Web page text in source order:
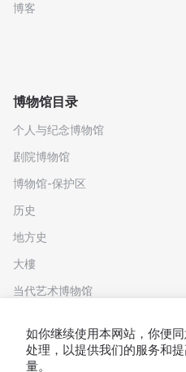
博客
博物馆目录
个人与纪念博物馆
剧院博物馆
博物馆-保护区
历史
地方史
大樓
当代艺术博物馆
如你继续使用本网站，你便
处理，以提供我们的服务和
量。